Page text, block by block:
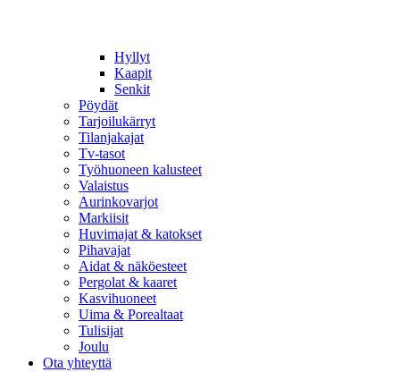
Hyllyt
Kaapit
Senkit
Pöydät
Tarjoilukärryt
Tilanjakajat
Tv-tasot
Työhuoneen kalusteet
Valaistus
Aurinkovarjot
Markiisit
Huvimajat & katokset
Pihavajat
Aidat & näköesteet
Pergolat & kaaret
Kasvihuoneet
Uima & Porealtaat
Tulisijat
Joulu
Ota yhteyttä